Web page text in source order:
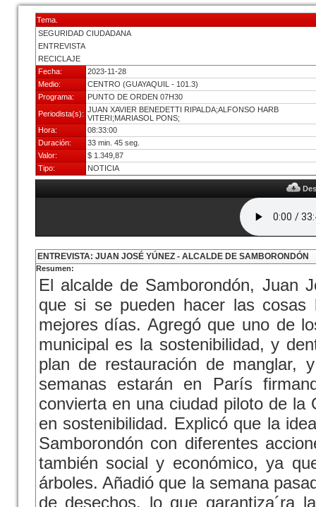
Tema.
SEGURIDAD CIUDADANA
ENTREVISTA
RECICLAJE
Fecha:
2023-11-28
Medio:
CENTRO (GUAYAQUIL - 101.3)
Programa:
PUNTO DE ORDEN 07H30
Periodista(s): JUAN XAVIER BENEDETTI RIPALDA;ALFONSO HARB
VITERI;MARIASOL PONS;
Hora:
08:33:00
Duración:
33 min. 45 seg.
Valor:
$ 1.349,87
Tipo:
NOTICIA
ENTREVISTA: JUAN JOSÉ YÚNEZ - ALCALDE DE SAMBORONDÓN
Resumen:
El alcalde de Samborondón, Juan
que si se pueden hacer las
mejores días. Agregó que uno de
municipal es la sostenibilidad, y
plan de restauración de
semanas estarán en París
convierta en una ciudad piloto de la
en sostenibilidad. Explicó que la
Samborondón con diferentes
también social y económico, ya
árboles. Añadió que la semana
de desechos, lo que garantiza´ra